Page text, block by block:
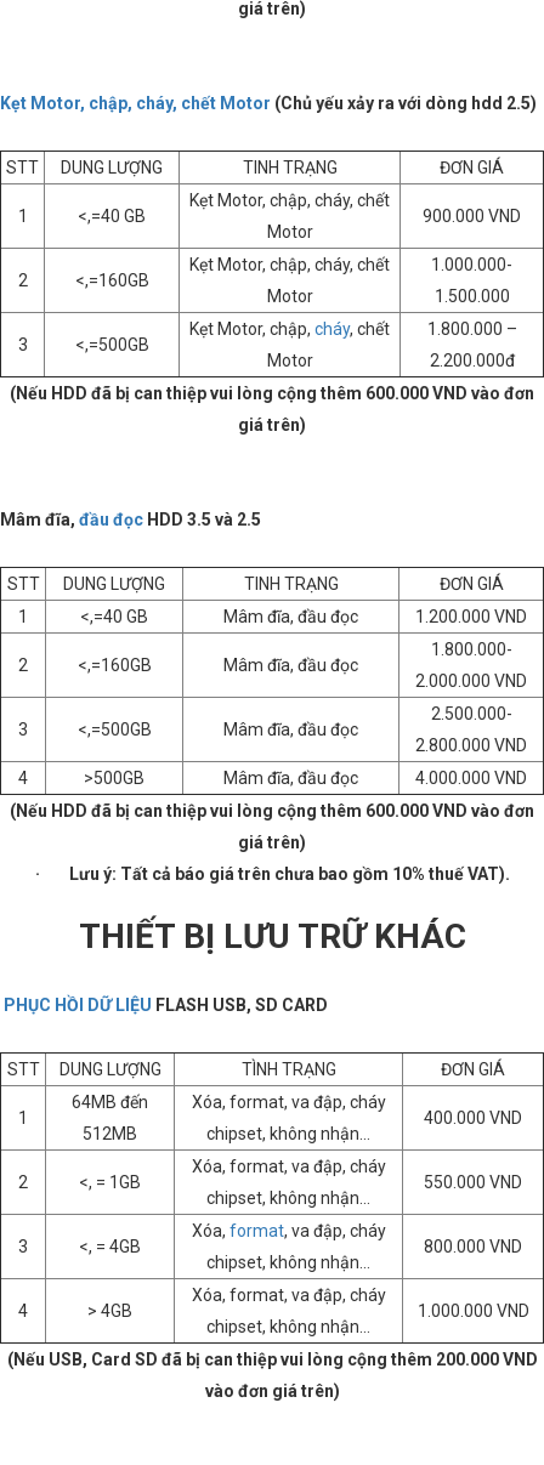
giá trên)
Kẹt Motor, chập, cháy, chết Motor (Chủ yếu xảy ra với dòng hdd 2.5)
STT DUNG LƯỢNG TINH TRẠNG ĐƠN GIÁ
1 <,=40 GB
Kẹt Motor, chập, cháy, chết
Motor
900.000 VND
2 <,=160GB
Kẹt Motor, chập, cháy, chết
Motor
1.000.000-
1.500.000
3 <,=500GB
Kẹt Motor, chập, cháy, chết
Motor
1.800.000 –
2.200.000đ
(Nếu HDD đã bị can thiệp vui lòng cộng thêm 600.000 VND vào đơn
giá trên)
Mâm đĩa, đầu đọc HDD 3.5 và 2.5
STT DUNG LƯỢNG TINH TRẠNG
ĐƠN GIÁ
1
<,=40 GB Mâm đĩa, đầu đọc 1.200.000 VND
2 <,=160GB Mâm đĩa, đầu đọc
1.800.000-
2.000.000 VND
3 <,=500GB Mâm đĩa, đầu đọc
2.500.000-
2.800.000 VND
4
>500GB Mâm đĩa, đầu đọc
4.000.000 VND
(Nếu HDD đã bị can thiệp vui lòng cộng thêm 600.000 VND vào đơn
giá trên)
· Lưu ý: Tất cả báo giá trên chưa bao gồm 10% thuế VAT).
THIẾT BỊ LƯU TRỮ KHÁC
PHỤC HỒI DỮ LIỆU FLASH USB, SD CARD
STT DUNG LƯỢNG TÌNH TRẠNG ĐƠN GIÁ
1
64MB đến
512MB
Xóa, format, va đập, cháy
chipset, không nhận…
400.000 VND
2 <, = 1GB
Xóa, format, va đập, cháy
chipset, không nhận…
550.000 VND
3 <, = 4GB
Xóa, format, va đập, cháy
chipset, không nhận…
800.000 VND
4 > 4GB
Xóa, format, va đập, cháy
chipset, không nhận…
1.000.000 VND
(Nếu USB, Card SD đã bị can thiệp vui lòng cộng thêm 200.000 VND
vào đơn giá trên)